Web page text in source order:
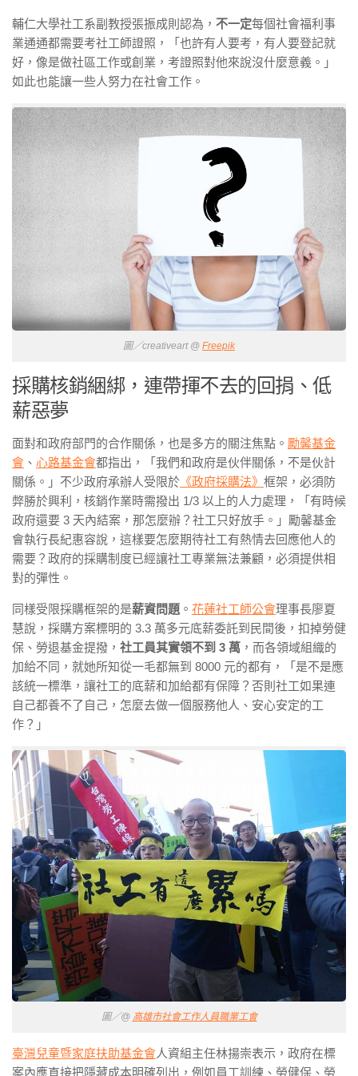
輔仁大學社工系副教授張振成則認為， 不一定每個社會福利事
業通通都需要考社工師證照，「也許有人要考，有人要登記就
好，像是做社區工作或創業，考證照對他來說沒什麼意義。」
如此也能讓一些人努力在社會工作。
圖／creativeart @ Freepik
採購核銷綑綁，連帶揮不去的回捐、低
薪惡夢
面對和政府部門的合作關係，也是多方的關注焦點。 勵馨基金
會 、 心路基金會都指出，「我們和政府是伙伴關係，不是伙計
關係。」不少政府承辦人受限於 《政府採購法》 框架，必須防
弊勝於興利，核銷作業時需撥出 1/3 以上的人力處理，「有時候
政府還要 3 天內結案，那怎麼辦？社工只好放手。」勵馨基金
會執行長紀惠容說，這樣要怎麼期待社工有熱情去回應他人的
需要？政府的採購制度已經讓社工專業無法兼顧，必須提供相
對的彈性。
同樣受限採購框架的是薪資問題 。 花蓮社工師公會理事長廖夏
慧說，採購方案標明的 3.3 萬多元底薪委託到民間後，扣掉勞健
保、勞退基金提撥， 社工員其實領不到 3 萬 ，而各領域組織的
加給不同，就她所知從一毛都無到 8000 元的都有，「是不是應
該統一標準，讓社工的底薪和加給都有保障？否則社工如果連
自己都養不了自己，怎麼去做一個服務他人、安心安定的工
作？」
圖／@ 高雄市社會工作人員職業工會
臺灣兒童暨家庭扶助基金會人資組主任林揚崇表示，政府在標
案內應直接把隱藏成本明確列出，例如員工訓練、勞健保、勞